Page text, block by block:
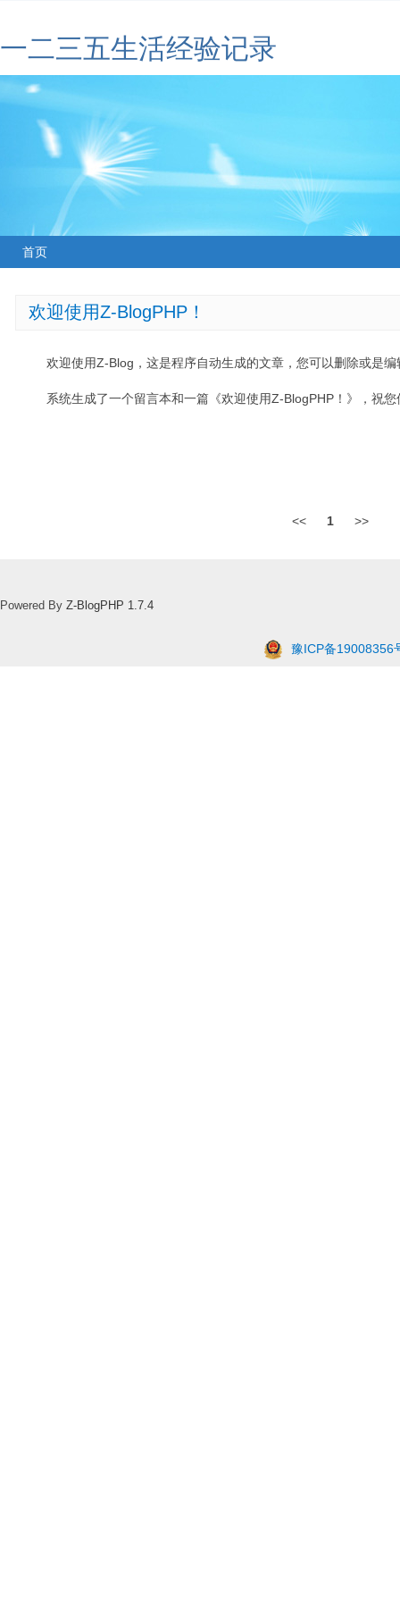
一二三五生活经验记录
首页
欢迎使用Z-BlogPHP！
欢迎使用Z-Blog，这是程序自动生成的文章，您可以删除或是编
系统生成了一个留言本和一篇《欢迎使用Z-BlogPHP！》，祝
<< 1 >>
Powered By Z-BlogPHP 1.7.4
豫ICP备19008356